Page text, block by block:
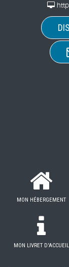
MON HÉBERGEMENT
MON LIVRET D'ACCUEIL